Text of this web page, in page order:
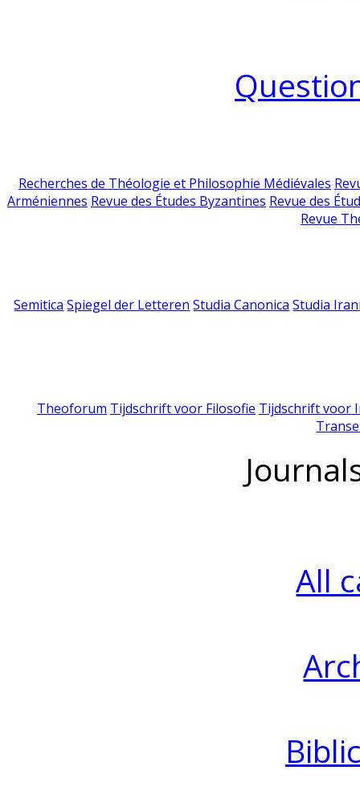
Recherches de Théologie et Philosophie Médiévales
Arméniennes Revue des Études Byzantines Revue des
Revue
Semitica Spiegel der Letteren Studia Canonica Studia
Theoforum Tijdschrift voor Filosofie Tijdschrift voor
All